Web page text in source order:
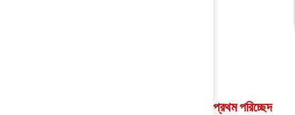
প্রথম পরিচ্ছেদ